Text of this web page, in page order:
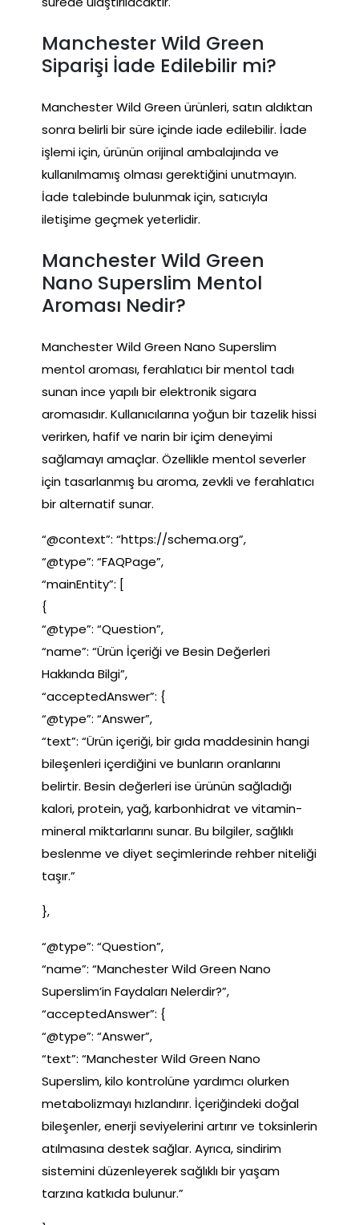
Manchester Wild Green
Siparişi İade Edilebilir mi?
Manchester Wild Green ürünleri, satın aldıktan
sonra belirli bir süre içinde iade edilebilir. İade
işlemi için, ürünün orijinal ambalajında ve
kullanılmamış olması gerektiğini unutmayın.
İade talebinde bulunmak için, satıcıyla
iletişime geçmek yeterlidir.
Manchester Wild Green
Nano Superslim Mentol
Aroması Nedir?
Manchester Wild Green Nano Superslim
mentol aroması, ferahlatıcı bir mentol tadı
sunan ince yapılı bir elektronik sigara
aromasıdır. Kullanıcılarına yoğun bir tazelik hissi
verirken, hafif ve narin bir içim deneyimi
sağlamayı amaçlar. Özellikle mentol severler
için tasarlanmış bu aroma, zevkli ve ferahlatıcı
bir alternatif sunar.
“@context”: “https://schema.org”,
“@type”: “FAQPage”,
“mainEntity”: [
{
“@type”: “Question”,
“name”: “Ürün İçeriği ve Besin Değerleri
Hakkında Bilgi”,
“acceptedAnswer”: {
“@type”: “Answer”,
“text”: “Ürün içeriği, bir gıda maddesinin hangi
bileşenleri içerdiğini ve bunların oranlarını
belirtir. Besin değerleri ise ürünün sağladığı
kalori, protein, yağ, karbonhidrat ve vitamin-
mineral miktarlarını sunar. Bu bilgiler, sağlıklı
beslenme ve diyet seçimlerinde rehber niteliği
taşır.”
},
“@type”: “Question”,
“name”: “Manchester Wild Green Nano
Superslim’in Faydaları Nelerdir?”,
“acceptedAnswer”: {
“@type”: “Answer”,
“text”: “Manchester Wild Green Nano
Superslim, kilo kontrolüne yardımcı olurken
metabolizmayı hızlandırır. İçeriğindeki doğal
bileşenler, enerji seviyelerini artırır ve toksinlerin
atılmasına destek sağlar. Ayrıca, sindirim
sistemini düzenleyerek sağlıklı bir yaşam
tarzına katkıda bulunur.”